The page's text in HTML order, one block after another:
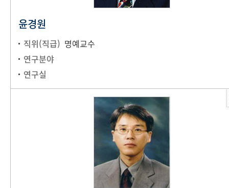
윤경원
직위(직급) 명예교수
연구분야
연구실